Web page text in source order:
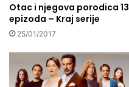
Otac i njegova porodica 13
epizoda – Kraj serije
25/01/2017